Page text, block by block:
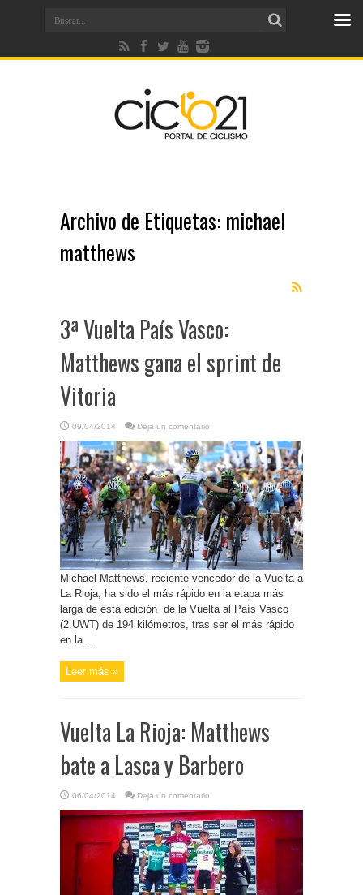
Archivo de Etiquetas: michael
matthews
3ª Vuelta País Vasco:
Matthews gana el sprint de
Vitoria
09/04/2014 Deja un comentario
Michael Matthews, reciente vencedor de la Vuelta a
La Rioja, ha sido el más rápido en la etapa más
larga de esta edición de la Vuelta al País Vasco
(2.UWT) de 194 kilómetros, tras ser el más rápido
en la ...
Leer más »
Vuelta La Rioja: Matthews
bate a Lasca y Barbero
06/04/2014 Deja un comentario